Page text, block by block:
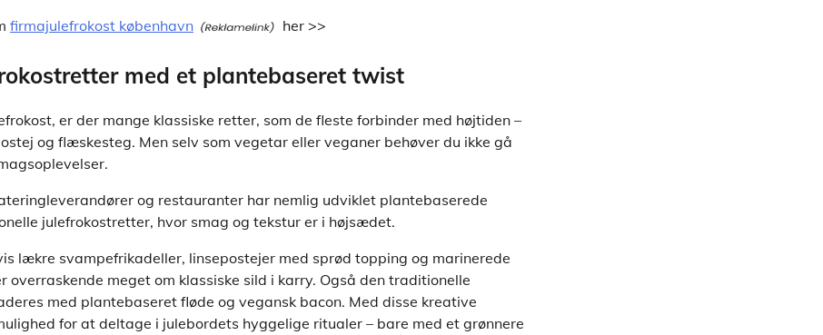
firmajulefrokost københavn her >>
med et plantebaseret twist
er der mange klassiske retter, som de fleste forbinder med højtiden –
og flæskesteg. Men selv som vegetar eller veganer behøver du ikke gå
og restauranter har nemlig udviklet plantebaserede
julefrokostretter, hvor smag og tekstur er i højsædet.
lækre svampefrikadeller, linsepostejer med sprød topping og marinerede
overraskende meget om klassiske sild i karry. Også den traditionelle
med plantebaseret fløde og vegansk bacon. Med disse kreative
for at deltage i julebordets hyggelige ritualer – bare med et grønnere